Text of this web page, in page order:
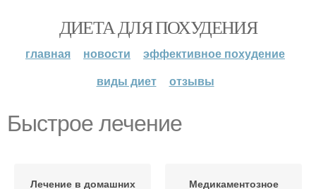
ДИЕТА ДЛЯ ПОХУДЕНИЯ
главная новости
эффективное похудение
виды диет
отзывы
Быстрое лечение
Лечение в домашних
Медикаментозное